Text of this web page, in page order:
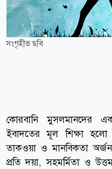
সংগৃহীত ছবি
কোরবানি মুসলমানদের
ইবাদতের মূল শিক্ষা হলো
তাকওয়া ও মানবিকতা
প্রতি দয়া, সহমর্মিতা ও